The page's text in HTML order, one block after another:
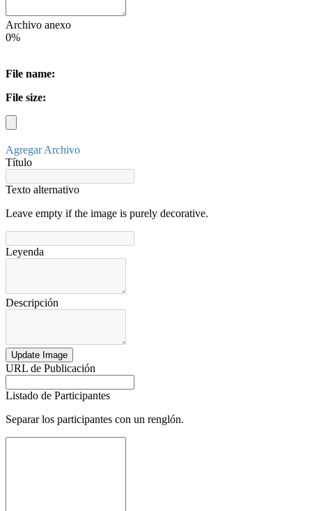
Archivo anexo
0%
File name:
File size:
Agregar Archivo
Título
Texto alternativo
Leave empty if the image is purely decorative.
Leyenda
Descripción
Update Image
URL de Publicación
Listado de Participantes
Separar los participantes con un renglón.